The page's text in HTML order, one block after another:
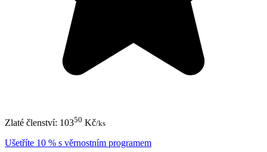
Zlaté členství: 10350 Kč/ks
Ušetříte 10 % s věrnostním programem